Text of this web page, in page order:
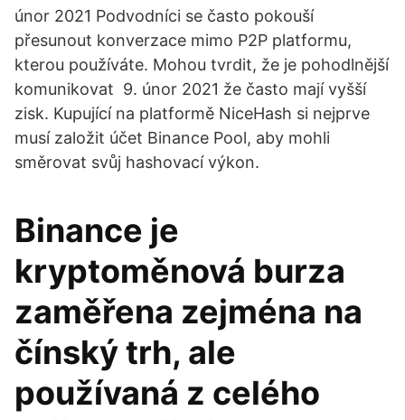
únor 2021 Podvodníci se často pokouší
přesunout konverzace mimo P2P platformu,
kterou používáte. Mohou tvrdit, že je pohodlnější
komunikovat 9. únor 2021 že často mají vyšší
zisk. Kupující na platformě NiceHash si nejprve
musí založit účet Binance Pool, aby mohli
směrovat svůj hashovací výkon.
Binance je
kryptoměnová burza
zaměřena zejména na
čínský trh, ale
používaná z celého